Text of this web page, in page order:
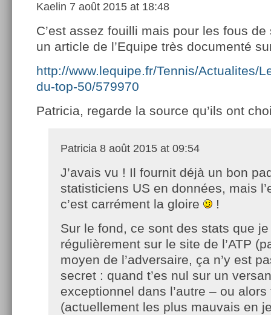
Kaelin 7 août 2015 at 18:48
C’est assez fouilli mais pour les fous
un article de l’Equipe très documenté
http://www.lequipe.fr/Tennis/Actualites/
du-top-50/579970
Patricia, regarde la source qu’ils ont
Patricia 8 août 2015 at 09:54
J’avais vu ! Il fournit déjà un bon
statisticiens US en données, mais
c’est carrément la gloire
!
Sur le fond, ce sont des stats que
régulièrement sur le site de l’ATP
moyen de l’adversaire, ça n’y est
secret : quand t’es nul sur un
exceptionnel dans l’autre – ou
(actuellement les plus mauvais en